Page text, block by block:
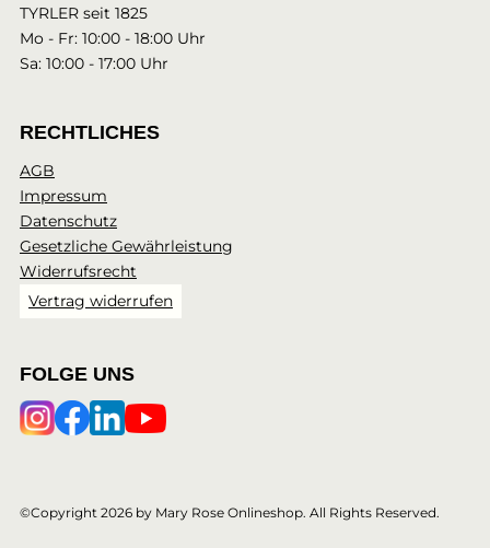
TYRLER seit 1825
Mo - Fr: 10:00 - 18:00 Uhr
Sa: 10:00 - 17:00 Uhr
RECHTLICHES
AGB
Impressum
Datenschutz
Gesetzliche Gewährleistung
Widerrufsrecht
Vertrag widerrufen
FOLGE UNS
©Copyright 2026 by Mary Rose Onlineshop. All Rights Reserved.